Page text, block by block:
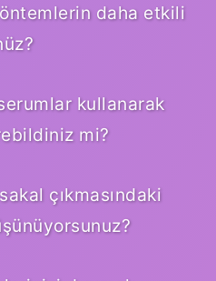
daha etkili
kullanarak
mi?
çıkmasındaki